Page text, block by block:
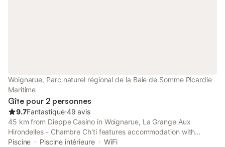
Hamac. Autres remarques Ce logement est non fumeur
Woignarue, Parc naturel régional de la Baie de Somme Picardie
Maritime
Gîte pour 2 personnes
9.7Fantastique⋅49 avis
45 km from Dieppe Casino in Woignarue, La Grange Aux
Hirondelles - Chambre Ch'ti features accommodation with
access to a hot tub and indoor pool. This property offers access
Piscine Piscine intérieure
WiFi